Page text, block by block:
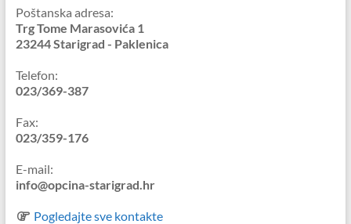
Poštanska adresa:
Trg Tome Marasovića 1
23244 Starigrad - Paklenica
Telefon:
023/369-387
Fax:
023/359-176
E-mail:
info@opcina-starigrad.hr
Pogledajte sve kontakte